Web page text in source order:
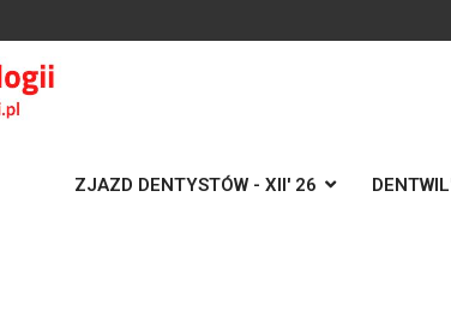
ZJAZD DENTYSTÓW - XII' 26